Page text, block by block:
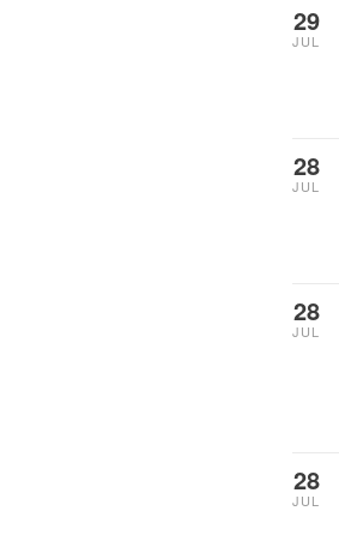
29
JUL
28
JUL
28
JUL
28
JUL